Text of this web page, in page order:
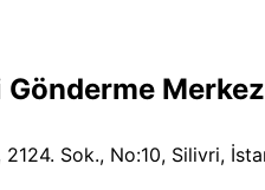
2124. Sok., No:10, Silivri,